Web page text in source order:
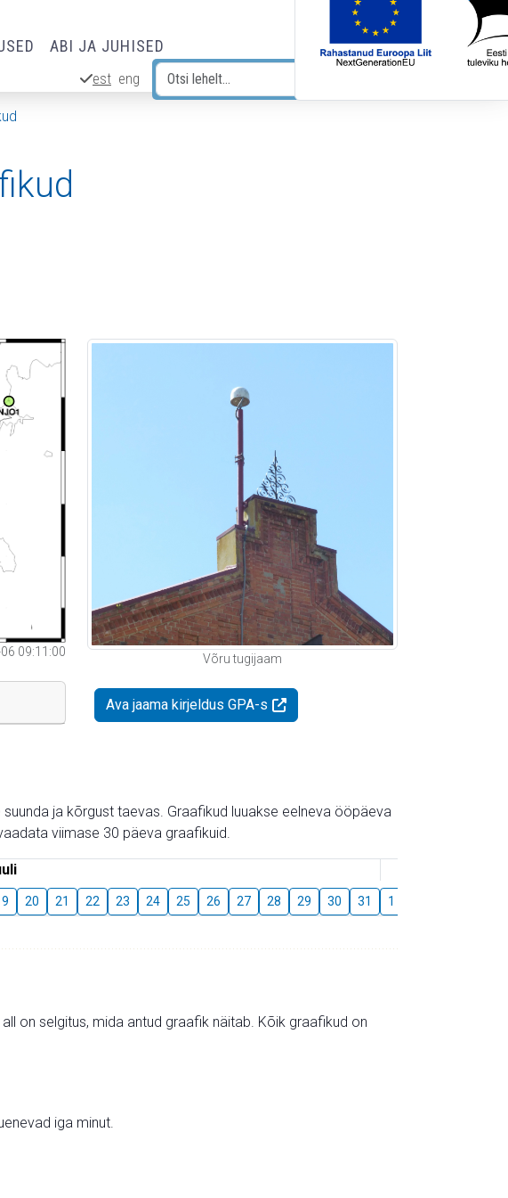
ABI JA JUHISED
est eng
09:11:00
Võru tugijaam
Ava jaama kirjeldus GPA-s
ja kõrgust taevas. Graafikud luuakse eelneva ööpäeva
viimase 30 päeva graafikuid.
20 21 22 23 24 25 26 27 28 29 30 31 1
on selgitus, mida antud graafik näitab. Kõik graafikud on
iga minut.